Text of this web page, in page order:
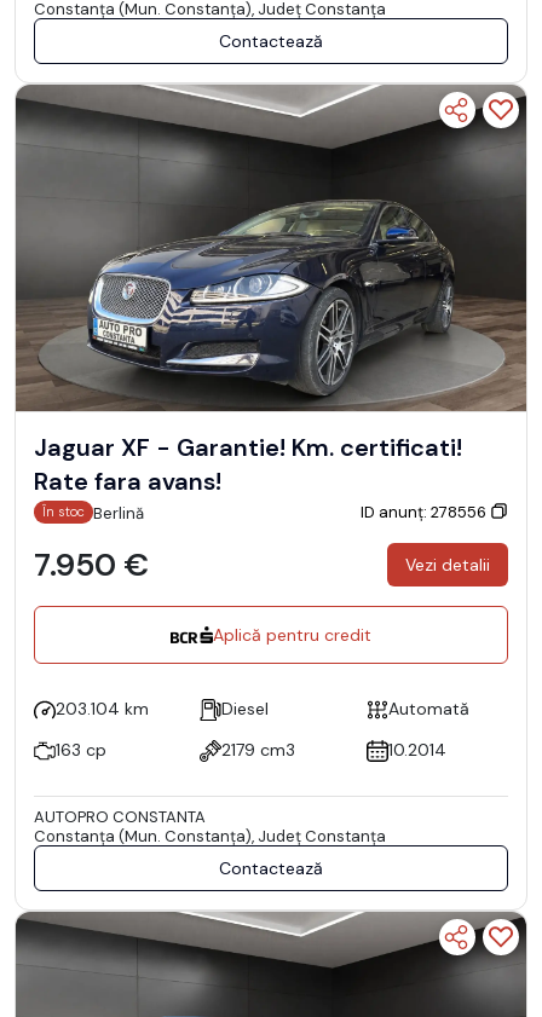
Constanţa (Mun. Constanţa), Județ Constanţa
Contactează
Jaguar XF - Garantie! Km. certificati!
Rate fara avans!
În stoc Berlină ID anunț: 278556
7.950 € Vezi detalii
Aplică pentru credit
203.104 km Diesel
Automată
163 cp
2179 cm3 10.2014
AUTOPRO CONSTANTA
Constanţa (Mun. Constanţa), Județ Constanţa
Contactează